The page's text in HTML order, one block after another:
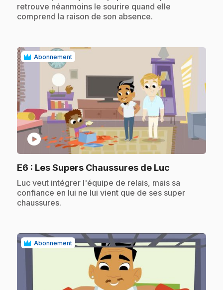
retrouve néanmoins le sourire quand elle
comprend la raison de son absence.
Abonnement
play_circle
E6 : Les Supers Chaussures de Luc
.Luc veut intégrer l'équipe de relais, mais sa
confiance en lui ne lui vient que de ses super
chaussures.
Abonnement